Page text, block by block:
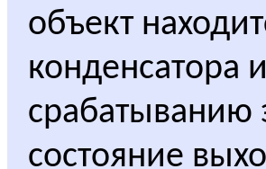
объект
конденсатора
срабатыванию
состояние